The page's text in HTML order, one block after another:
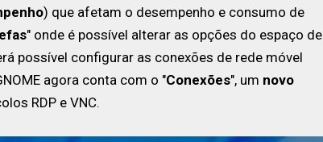
) que afetam o desempenho e consumo de
" onde é possível alterar as opções do espaço de
possível configurar as conexões de rede móvel
agora conta com o "Conexões", um novo
RDP e VNC.